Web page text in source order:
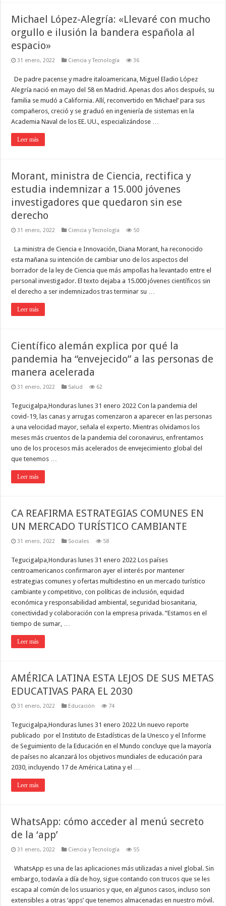
Michael López-Alegría: «Llevaré con mucho
orgullo e ilusión la bandera española al
espacio»
31 enero, 2022 Ciencia y Tecnología 36
De padre pacense y madre italoamericana, Miguel Eladio López
Alegría nació en mayo del 58 en Madrid. Apenas dos años después, su
familia se mudó a California. Allí, reconvertido en ‘Michael’ para sus
compañeros, creció y se graduó en ingeniería de sistemas en la
Academia Naval de los EE. UU., especializándose …
Leer más
Morant, ministra de Ciencia, rectifica y
estudia indemnizar a 15.000 jóvenes
investigadores que quedaron sin ese
derecho
31 enero, 2022 Ciencia y Tecnología 50
La ministra de Ciencia e Innovación, Diana Morant, ha reconocido
esta mañana su intención de cambiar uno de los aspectos del
borrador de la ley de Ciencia que más ampollas ha levantado entre el
personal investigador. El texto dejaba a 15.000 jóvenes científicos sin
el derecho a ser indemnizados tras terminar su …
Leer más
Científico alemán explica por qué la
pandemia ha “envejecido” a las personas de
manera acelerada
31 enero, 2022 Salud 62
Tegucigalpa,Honduras lunes 31 enero 2022 Con la pandemia del
covid-19, las canas y arrugas comenzaron a aparecer en las personas
a una velocidad mayor, señala el experto. Mientras olvidamos los
meses más cruentos de la pandemia del coronavirus, enfrentamos
uno de los procesos más acelerados de envejecimiento global del
que tenemos …
Leer más
CA REAFIRMA ESTRATEGIAS COMUNES EN
UN MERCADO TURÍSTICO CAMBIANTE
31 enero, 2022 Sociales 58
Tegucigalpa,Honduras lunes 31 enero 2022 Los países
centroamericanos confirmaron ayer el interés por mantener
estrategias comunes y ofertas multidestino en un mercado turístico
cambiante y competitivo, con políticas de inclusión, equidad
económica y responsabilidad ambiental, seguridad biosanitaria,
conectividad y colaboración con la empresa privada. “Estamos en el
tiempo de sumar, …
Leer más
AMÉRICA LATINA ESTA LEJOS DE SUS METAS
EDUCATIVAS PARA EL 2030
31 enero, 2022 Educación 74
Tegucigalpa,Honduras lunes 31 enero 2022 Un nuevo reporte
publicado por el Instituto de Estadísticas de la Unesco y el Informe
de Seguimiento de la Educación en el Mundo concluye que la mayoría
de países no alcanzará los objetivos mundiales de educación para
2030, incluyendo 17 de América Latina y el …
Leer más
WhatsApp: cómo acceder al menú secreto
de la ‘app’
31 enero, 2022 Ciencia y Tecnología 55
WhatsApp es una de las aplicaciones más utilizadas a nivel global. Sin
embargo, todavía a día de hoy, sigue contando con trucos que se les
escapa al común de los usuarios y que, en algunos casos, incluso son
extensibles a otras ‘apps’ que tenemos almacenadas en nuestro móvil.